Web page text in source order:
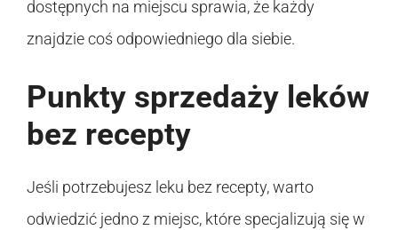
dostępnych na miejscu sprawia, że każdy
znajdzie coś odpowiedniego dla siebie.
Punkty sprzedaży leków
bez recepty
Jeśli potrzebujesz leku bez recepty, warto
odwiedzić jedno z miejsc, które specjalizują się w